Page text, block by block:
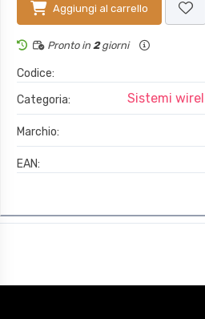
Aggiungi al carrello
Pronto in 2giorni
Codice:
Categoria:
Sistemi
Marchio:
EAN: